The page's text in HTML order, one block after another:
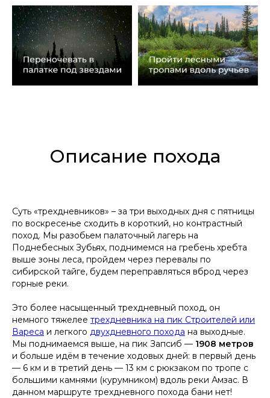
Описание похода
Суть «трехдневников» – за три выходных дня с пятницы
по воскресенье сходить в короткий, но контрастный
поход. Мы разобьем палаточный лагерь на
Поднебесных Зубьях, поднимемся на гребень хребта
выше зоны леса, пройдем через перевалы по
сибирской тайге, будем переправляться вброд через
горные реки.
Это более насыщенный трехдневный поход, он
немного тяжелее трехдневника на пик Строителей или
Вареса и легкого двухдневного похода на выходные.
Мы поднимаемся выше, на пик Запсиб — 1908 метров
и больше идём в течение ходовых дней: в первый день
— 6 км и в третий день — 13 км с рюкзаком по тропе с
большими камнями (курумником) вдоль реки Амзас. В
данном маршруте трехдневного похода бани нет!